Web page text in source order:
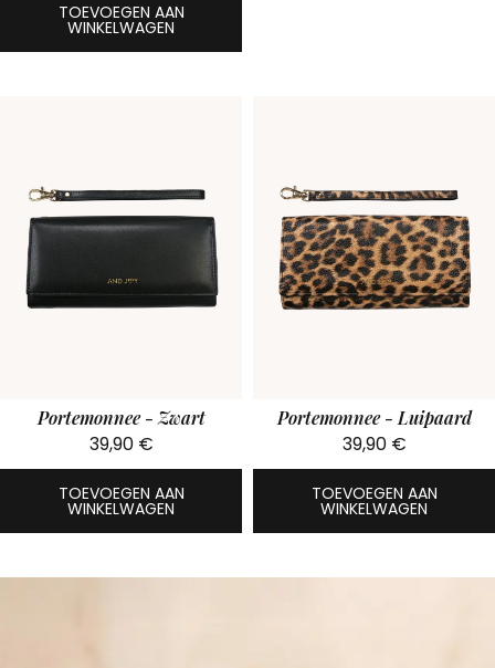
TOEVOEGEN AAN
WINKELWAGEN
Portemonnee - Zwart
39,90 €
TOEVOEGEN AAN
WINKELWAGEN
Portemonnee - Luipaard
39,90 €
TOEVOEGEN AAN
WINKELWAGEN